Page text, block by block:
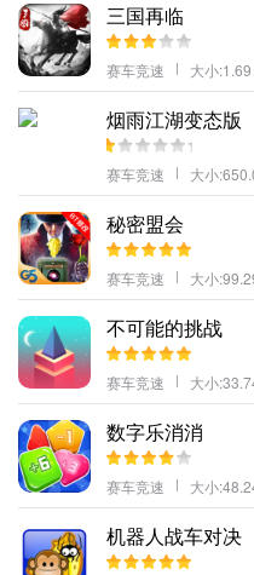
的灯光这样是能够去营造出很多
3D太空侵略者亮点
船员在做任务的时候可以会被
说如果你在做任务期间被杀死
随着关卡的深入小球还会提
式非常有趣。除了过关必须的
可以和其他的玩家一起体验
还有很多大家没有见过。
进行精彩的博弈！
可以在宇宙飞船中进行探索寻
玩家可以在这里体验飞行带来
更多好玩的
手游，请持续关注
三国再临
赛车竞速 大小
烟雨江湖变态版
赛车竞速 大小
秘密盟会
赛车竞速 大小
不可能的挑战
赛车竞速 大小
数字乐消消
赛车竞速 大小
机器人战车对决